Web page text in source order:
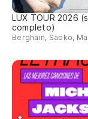
LUX TOUR 2026
completo)
Berghain, Saoko,